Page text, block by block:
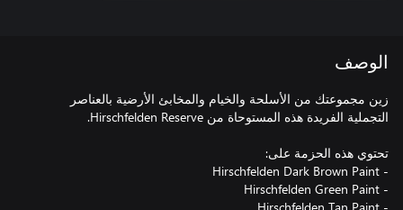
الوصف
زين مجموعتك من الأسلحة والخيام والمخابئ الأرضية بالعناصر